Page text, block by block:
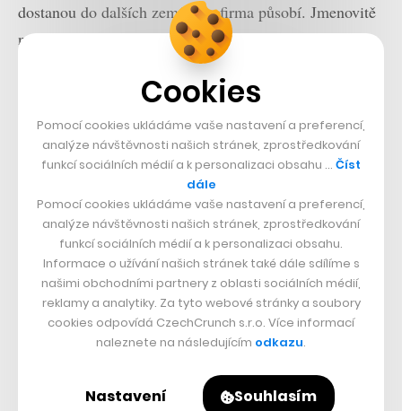
dostanou do dalších zemí, kde firma působí. Jmenovitě
na Slovensko (Bratislava), do Maďarska (Budapešť) a
Rumunska (Bukurešť), kde svou
Footshop otevřel koncem minulého roku
Příliv nových milionů
Prémiový second hand ovšem není to jediné, co teď
Footshop řeší. Prodej z druhé ruky s komunitním
zaměřením je ostatně zatím jen malým vedlejším
projektem. Pro další rozvoj celého svého byznysu se
nyní firma po čase opět otevírá investorům, kteří se
přidají k investiční skupině Enern, jež do teniskového e-
shopu investovala před dvěma lety. Footshop se za tímto
investiční platformou Crowdberry.
Cookies
Pomocí cookies ukládáme vaše nastavení a preferencí,
analýze návštěvnosti našich stránek, zprostředkování
funkcí sociálních médií a k personalizaci obsahu … Číst
dále
Pomocí cookies ukládáme vaše nastavení a preferencí,
analýze návštěvnosti našich stránek, zprostředkování
funkcí sociálních médií a k personalizaci obsahu.
Informace o užívání našich stránek také dále sdílíme s
našimi obchodními partnery z oblasti sociálních médií,
reklamy a analytiky. Za tyto webové stránky a soubory
cookies odpovídá CzechCrunch s.r.o. Více informací
naleznete na následujícím odkazu.
Nastavení Souhlasím